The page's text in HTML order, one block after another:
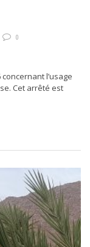
0
l’usage
Cet arrêté est